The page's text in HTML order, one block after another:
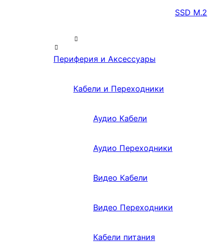
SSD M.2
Периферия и Аксессуары
Кабели и Переходники
Аудио Кабели
Аудио Переходники
Видео Кабели
Видео Переходники
Кабели питания